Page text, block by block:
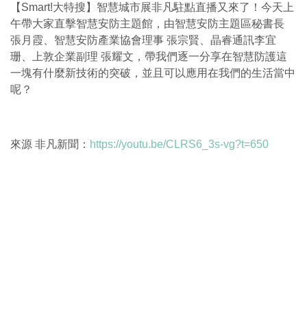
【Smart!大特搜】智慧城市展非凡駐點直播又來了！今天上
午帶大家直擊智慧安防主題館，由智慧安防主題區秘書長
張月霞、智慧安防產業協會理事 張宗賢、晶睿通訊李宜
珊、上敦企業副理 張耀文，帶我們逐一分享在智慧防護這
一塊有什麼新技術的突破，並且可以應用在我們的生活當中
呢？
來源 非凡新聞： https://youtu.be/CLRS6_3s-vg?t=650